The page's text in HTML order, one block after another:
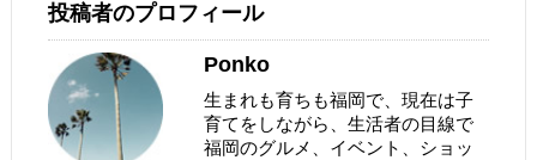
投稿者のプロフィール
Ponko
生まれも育ちも福岡で、現在は子
育てをしながら、生活者の目線で
福岡のグルメ、イベント、ショッ